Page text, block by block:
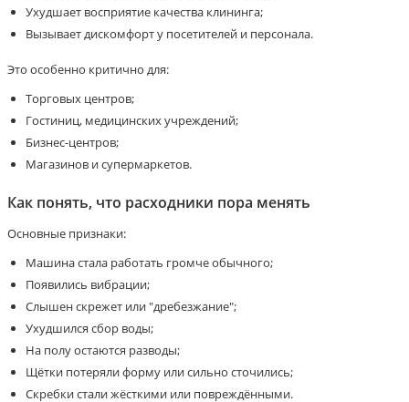
Ухудшает восприятие качества клининга;
Вызывает дискомфорт у посетителей и персонала.
Это особенно критично для:
Торговых центров;
Гостиниц, медицинских учреждений;
Бизнес-центров;
Магазинов и супермаркетов.
Как понять, что расходники пора менять
Основные признаки:
Машина стала работать громче обычного;
Появились вибрации;
Слышен скрежет или "дребезжание";
Ухудшился сбор воды;
На полу остаются разводы;
Щётки потеряли форму или сильно сточились;
Скребки стали жёсткими или повреждёнными.